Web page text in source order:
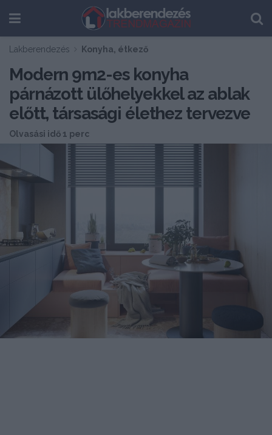
Lakberendezés Konyha, étkező
Modern 9m2-es konyha
párnázott ülőhelyekkel az ablak
előtt, társasági élethez tervezve
Olvasási idő 1 perc